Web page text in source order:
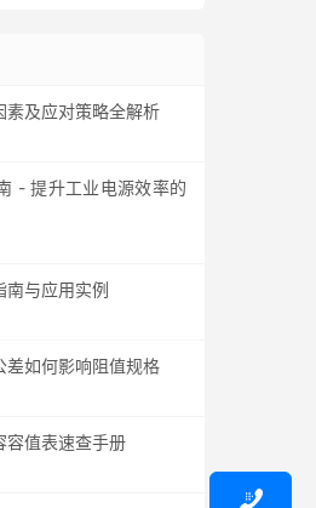
素及应对策略全解析
- 提升工业电源效率的
南与应用实例
差如何影响阻值规格
容值表速查手册
